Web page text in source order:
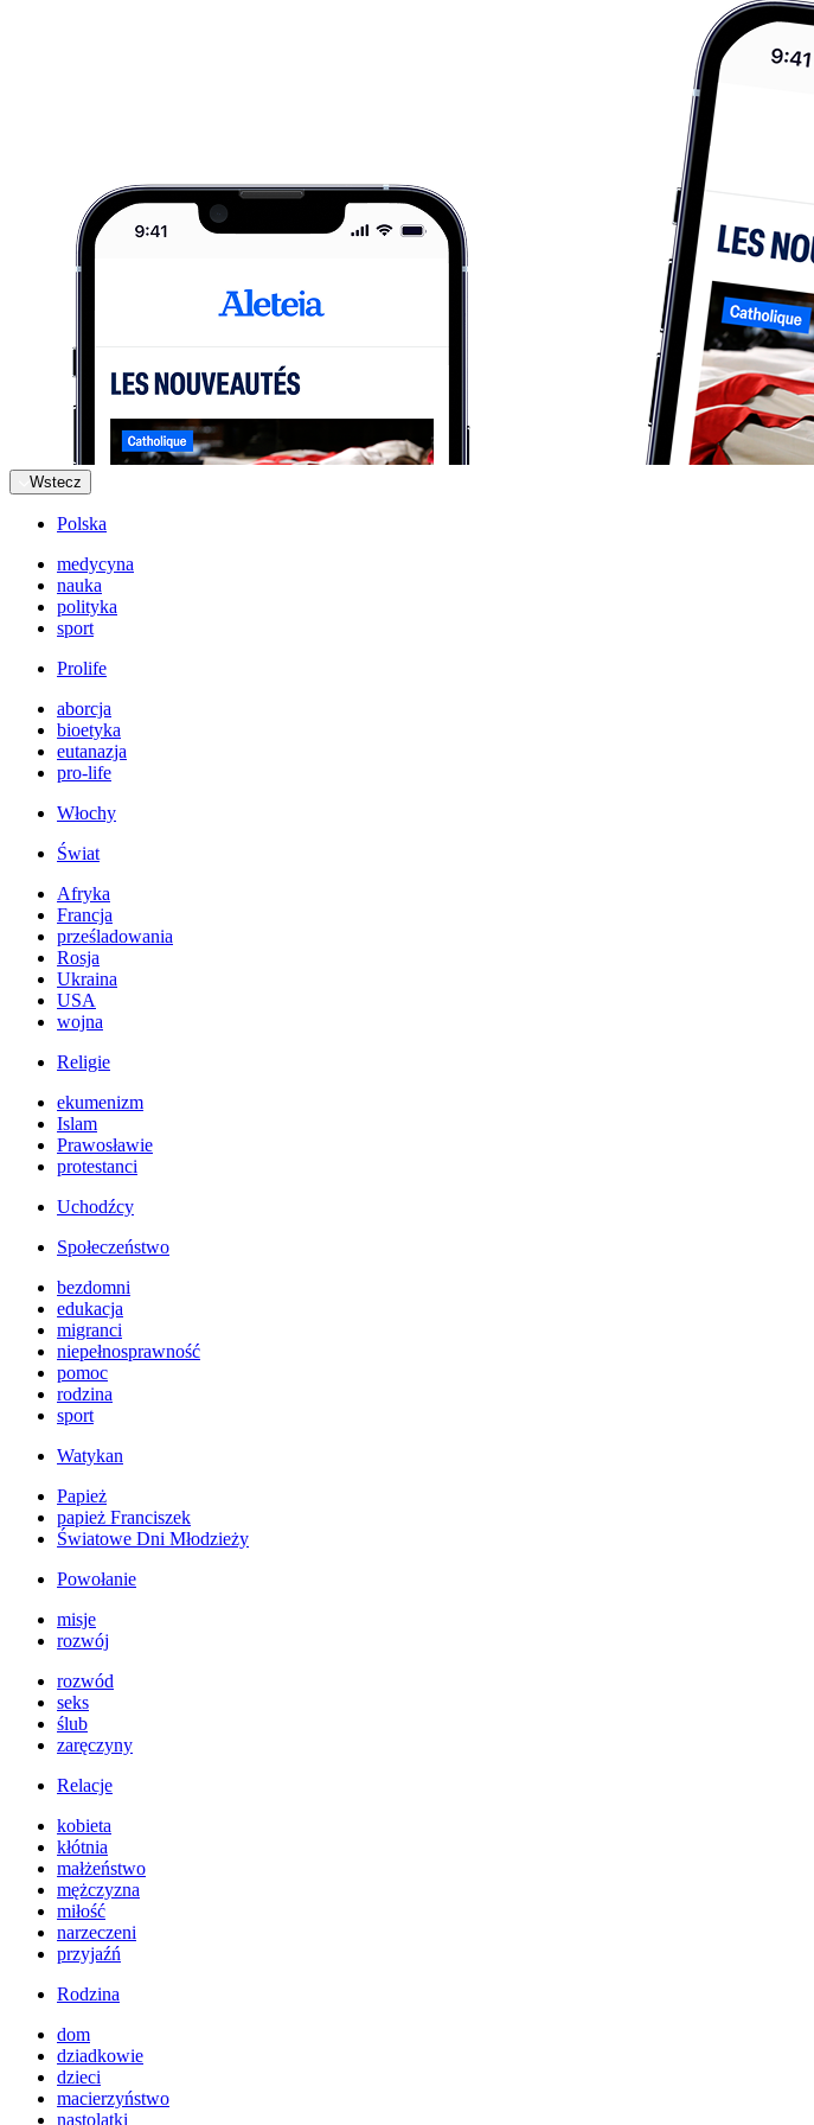
Wstecz
Polska
medycyna
nauka
polityka
sport
Prolife
aborcja
bioetyka
eutanazja
pro-life
Włochy
Świat
Afryka
Francja
prześladowania
Rosja
Ukraina
USA
wojna
Religie
ekumenizm
Islam
Prawosławie
protestanci
Uchodźcy
Społeczeństwo
bezdomni
edukacja
migranci
niepełnosprawność
pomoc
rodzina
sport
Watykan
Papież
papież Franciszek
Światowe Dni Młodzieży
Powołanie
misje
rozwój
rozwód
seks
ślub
zaręczyny
Relacje
kobieta
kłótnia
małżeństwo
mężczyzna
miłość
narzeczeni
przyjaźń
Rodzina
dom
dziadkowie
dzieci
macierzyństwo
nastolatki